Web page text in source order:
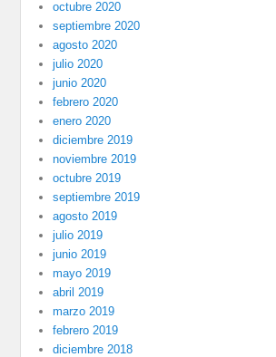
octubre 2020
septiembre 2020
agosto 2020
julio 2020
junio 2020
febrero 2020
enero 2020
diciembre 2019
noviembre 2019
octubre 2019
septiembre 2019
agosto 2019
julio 2019
junio 2019
mayo 2019
abril 2019
marzo 2019
febrero 2019
diciembre 2018